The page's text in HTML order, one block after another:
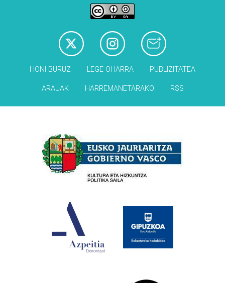
HONI BURUZ LEGE OHARRA PUBLIZITATEA
ARAUAK HARREMANETARAKO RSS